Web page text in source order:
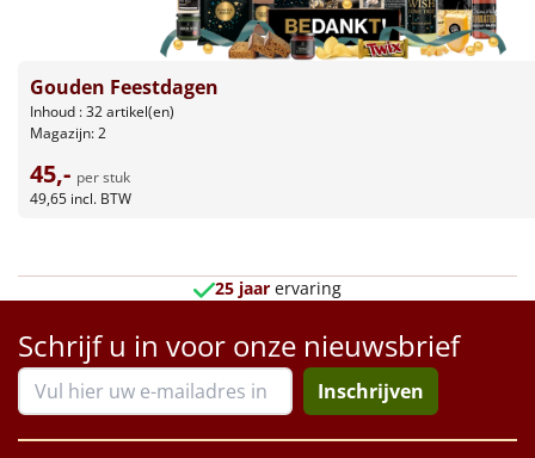
Tas
Wake up light
Warmtekussen
NIEUW
Slowcooker
Noodradio NIEUW
Deken (fleece plaid)
Gouden Feestdagen
Inhoud : 32 artikel(en)
Magazijn: 2
45,- per stuk
49,65 incl. BTW
25 jaar ervaring
Schrijf u in voor onze nieuwsbrief
Inschrijven